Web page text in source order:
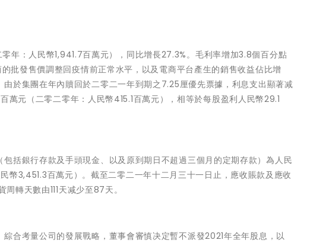
年：人民幣1,941.7百萬元），同比增長27.3%。毛利率增加3.8個百分點
批發售價調整回疫情前正常水平，以及電商平台產生的銷售收益佔比增
於集團在年內贖回於二零二一年到期之7.25厘優先票據，利息支出顯著减
元（二零二零年：人民幣415.1百萬元），相等於每股盈利人民幣29.1
括銀行存款及手頭現金、以及原到期日不超過三個月的定期存款）為人民
幣3,451.3百萬元）。截至二零二一年十二月三十一日止，應收賬款及應收
轉天數由111天减少至87天。
合考量公司的發展戰略，董事會審慎决定暫不派發2021年全年股息，以